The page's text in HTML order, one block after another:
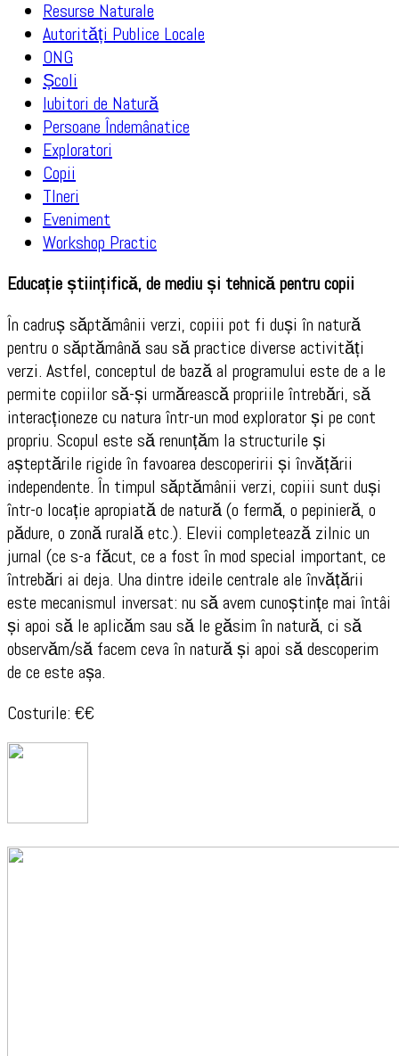
Resurse Naturale
Autorități Publice Locale
ONG
Școli
Iubitori de Natură
Persoane Îndemânatice
Exploratori
Copii
TIneri
Eveniment
Workshop Practic
Educație științifică, de mediu și tehnică pentru copii
În cadruș săptămânii verzi, copiii pot fi duși în natură
pentru o săptămână sau să practice diverse activități
verzi. Astfel, conceptul de bază al programului este de a le
permite copiilor să-și urmărească propriile întrebări, să
interacționeze cu natura într-un mod explorator și pe cont
propriu. Scopul este să renunțăm la structurile și
așteptările rigide în favoarea descoperirii și învățării
independente. În timpul săptămânii verzi, copiii sunt duși
într-o locație apropiată de natură (o fermă, o pepinieră, o
pădure, o zonă rurală etc.). Elevii completează zilnic un
jurnal (ce s-a făcut, ce a fost în mod special important, ce
întrebări ai deja. Una dintre ideile centrale ale învățării
este mecanismul inversat: nu să avem cunoștințe mai întâi
și apoi să le aplicăm sau să le găsim în natură, ci să
observăm/să facem ceva în natură și apoi să descoperim
de ce este așa.
Costurile: €€